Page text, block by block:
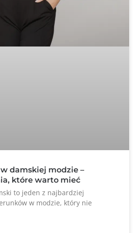
damskiej modzie –
które warto mieć
to jeden z najbardziej
w modzie, który nie